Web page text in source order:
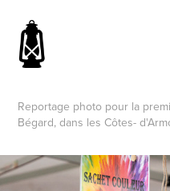
Reportage photo pour la
Bégard, dans les Côtes-